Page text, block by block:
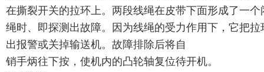
在撕裂开关的拉环上。两段线绳在皮带下面形成了一
绳时、即探测出故障。因为线绳的受力作用下，它把
出报警或关掉输送机。故障排除后将自
销手炳往下按，使机内的凸轮轴复位待开机。